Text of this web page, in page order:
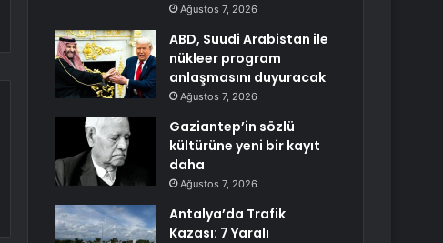
Ağustos 7, 2026
ABD, Suudi Arabistan ile
nükleer program
anlaşmasını duyuracak
Ağustos 7, 2026
Gaziantep’in sözlü
kültürüne yeni bir kayıt
daha
Ağustos 7, 2026
Antalya’da Trafik
Kazası: 7 Yaralı